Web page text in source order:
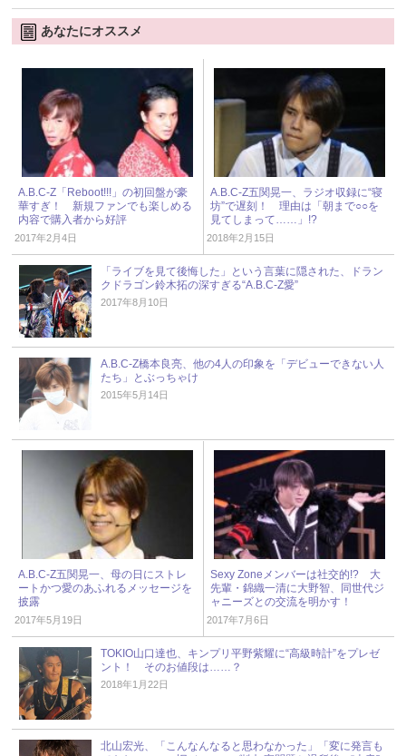
あなたにオススメ
A.B.C-Z「Reboot!!!」の初回盤が豪
華すぎ！ 新規ファンでも楽しめる
内容で購入者から好評
2017年2月4日
A.B.C-Z五関晃一、ラジオ収録に“寝
坊”で遅刻！ 理由は「朝まで○○を
見てしまって……」!?
2018年2月15日
「ライブを見て後悔した」という言葉に隠された、ドラン
クドラゴン鈴木拓の深すぎる“A.B.C-Z愛”
2017年8月10日
A.B.C-Z橋本良亮、他の4人の印象を「デビューできない人
たち」とぶっちゃけ
2015年5月14日
A.B.C-Z五関晃一、母の日にストレ
ートかつ愛のあふれるメッセージを
披露
2017年5月19日
Sexy Zoneメンバーは社交的!? 大
先輩・錦織一清に大野智、同世代ジ
ャニーズとの交流を明かす！
2017年7月6日
TOKIO山口達也、キンプリ平野紫耀に“高級時計”をプレゼ
ント！ そのお値段は……？
2018年1月22日
北山宏光、「こんなんなると思わなかった」「変に発言も